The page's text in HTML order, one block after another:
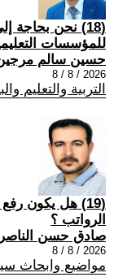
(18) نحن بحاجة
للمؤسسات
حسين سالم
2026 / 8 / 8
التربية والتعليم
(19) هل يكون
الرواتب ؟
صادق حسن
2026 / 8 / 8
مواضيع وابحاث